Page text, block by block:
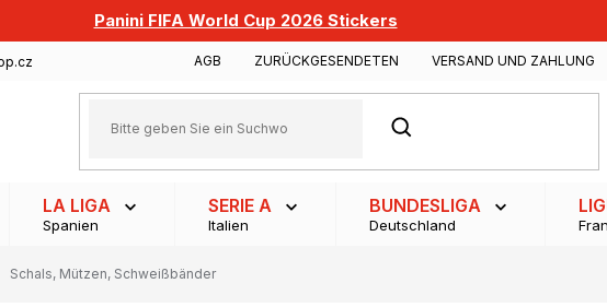
Panini FIFA World Cup 2026 Stickers
AGB ZURÜCKGESENDETEN VERSAND UND ZAHLUNG
SUCHEN
LA LIGA
Spanien
SERIE A
Italien
BUNDESLIGA
Deutschland
Schals, Mützen, Schweißbänder